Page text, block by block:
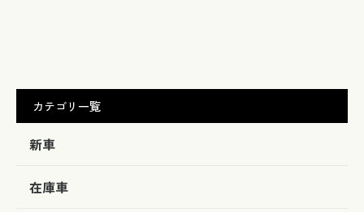
カテゴリ一覧
新車
在庫車